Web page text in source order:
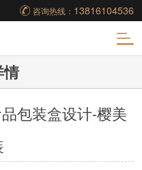
咨询热线： 13816104536
情
包装盒设计-樱美